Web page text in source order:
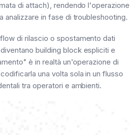
di attach), rendendo l'operazione
analizzare in fase di troubleshooting.
di rilascio o spostamento dati
building block espliciti e
è in realtà un'operazione di
una volta sola in un flusso
tra operatori e ambienti.